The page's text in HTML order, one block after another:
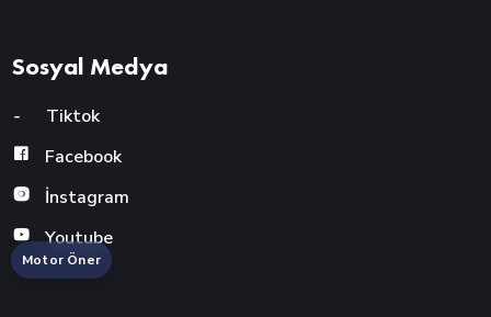
Sosyal Medya
-
Tiktok
Facebook
İnstagram
Youtube
Motor Öner